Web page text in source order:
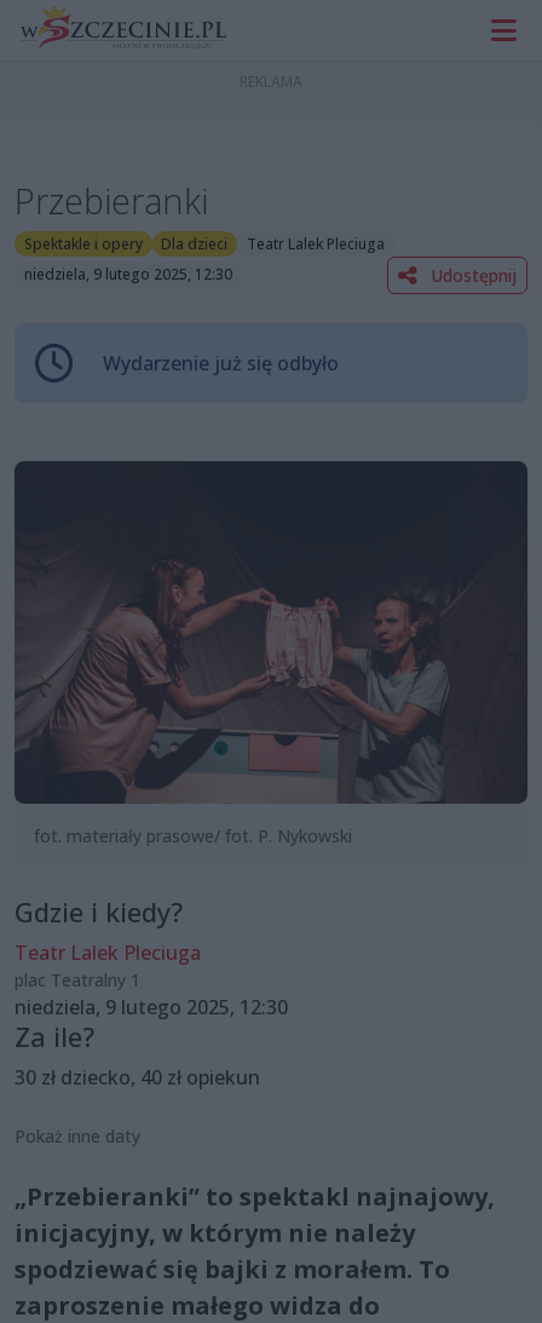
Przebieranki
Spektakle i opery Dla dzieci
Teatr Lalek Pleciuga
niedziela, 9 lutego 2025, 12:30
Udostępnij
Wydarzenie już się odbyło
fot. materiały prasowe/ fot. P. Nykowski
Gdzie i kiedy?
Teatr Lalek Pleciuga
plac Teatralny 1
niedziela, 9 lutego 2025, 12:30
Za ile?
30 zł dziecko, 40 zł opiekun
Pokaż inne daty
„Przebieranki” to spektakl najnajowy,
inicjacyjny, w którym nie należy
spodziewać się bajki z morałem. To
zaproszenie małego widza do